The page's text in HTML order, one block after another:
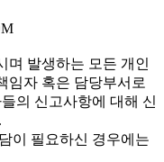
며 발생하는 모든 개인
임자 혹은 담당부서로
의 신고사항에 대해 신
이 필요하신 경우에는